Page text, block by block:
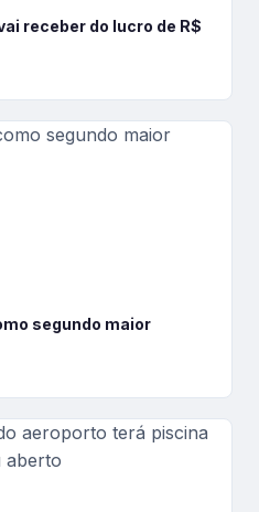
receber do lucro de R$
segundo maior